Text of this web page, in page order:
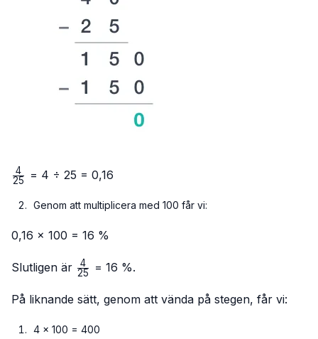
\frac{4}
25
4 = 4 ÷ 25 = 0,16
Genom att multiplicera med 100 får vi:
0,16 × 100 = 16 %
Slutligen är \frac{4}
25
4 = 16 %.
På liknande sätt, genom att vända på stegen, får vi:
4 × 100 = 400